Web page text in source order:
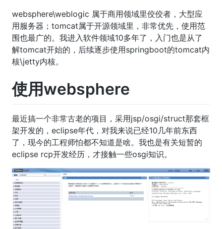
websphere\weblogic 属于商用领域里佼佼者，大型应
用服务器；tomcat属于开源领域里，非常优先，使用范
围也最广的。我进入软件领域10多年了，入门也是从了
解tomcat开始的，后续逐步使用springboot的tomcat内
核\jetty内核。
使用websphere
最近搞一个非常古老的项目，采用jsp/osgi/struct那套框
架开发的，eclipse年代，对我来说已经10几年前东西
了，现今的工程师怕都不知道是啥。我也是有关短暂的
eclipse rcp开发经历，才接触一些osgi知识。